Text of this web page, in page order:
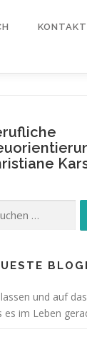
KONTAKT
und auf
es im Leben